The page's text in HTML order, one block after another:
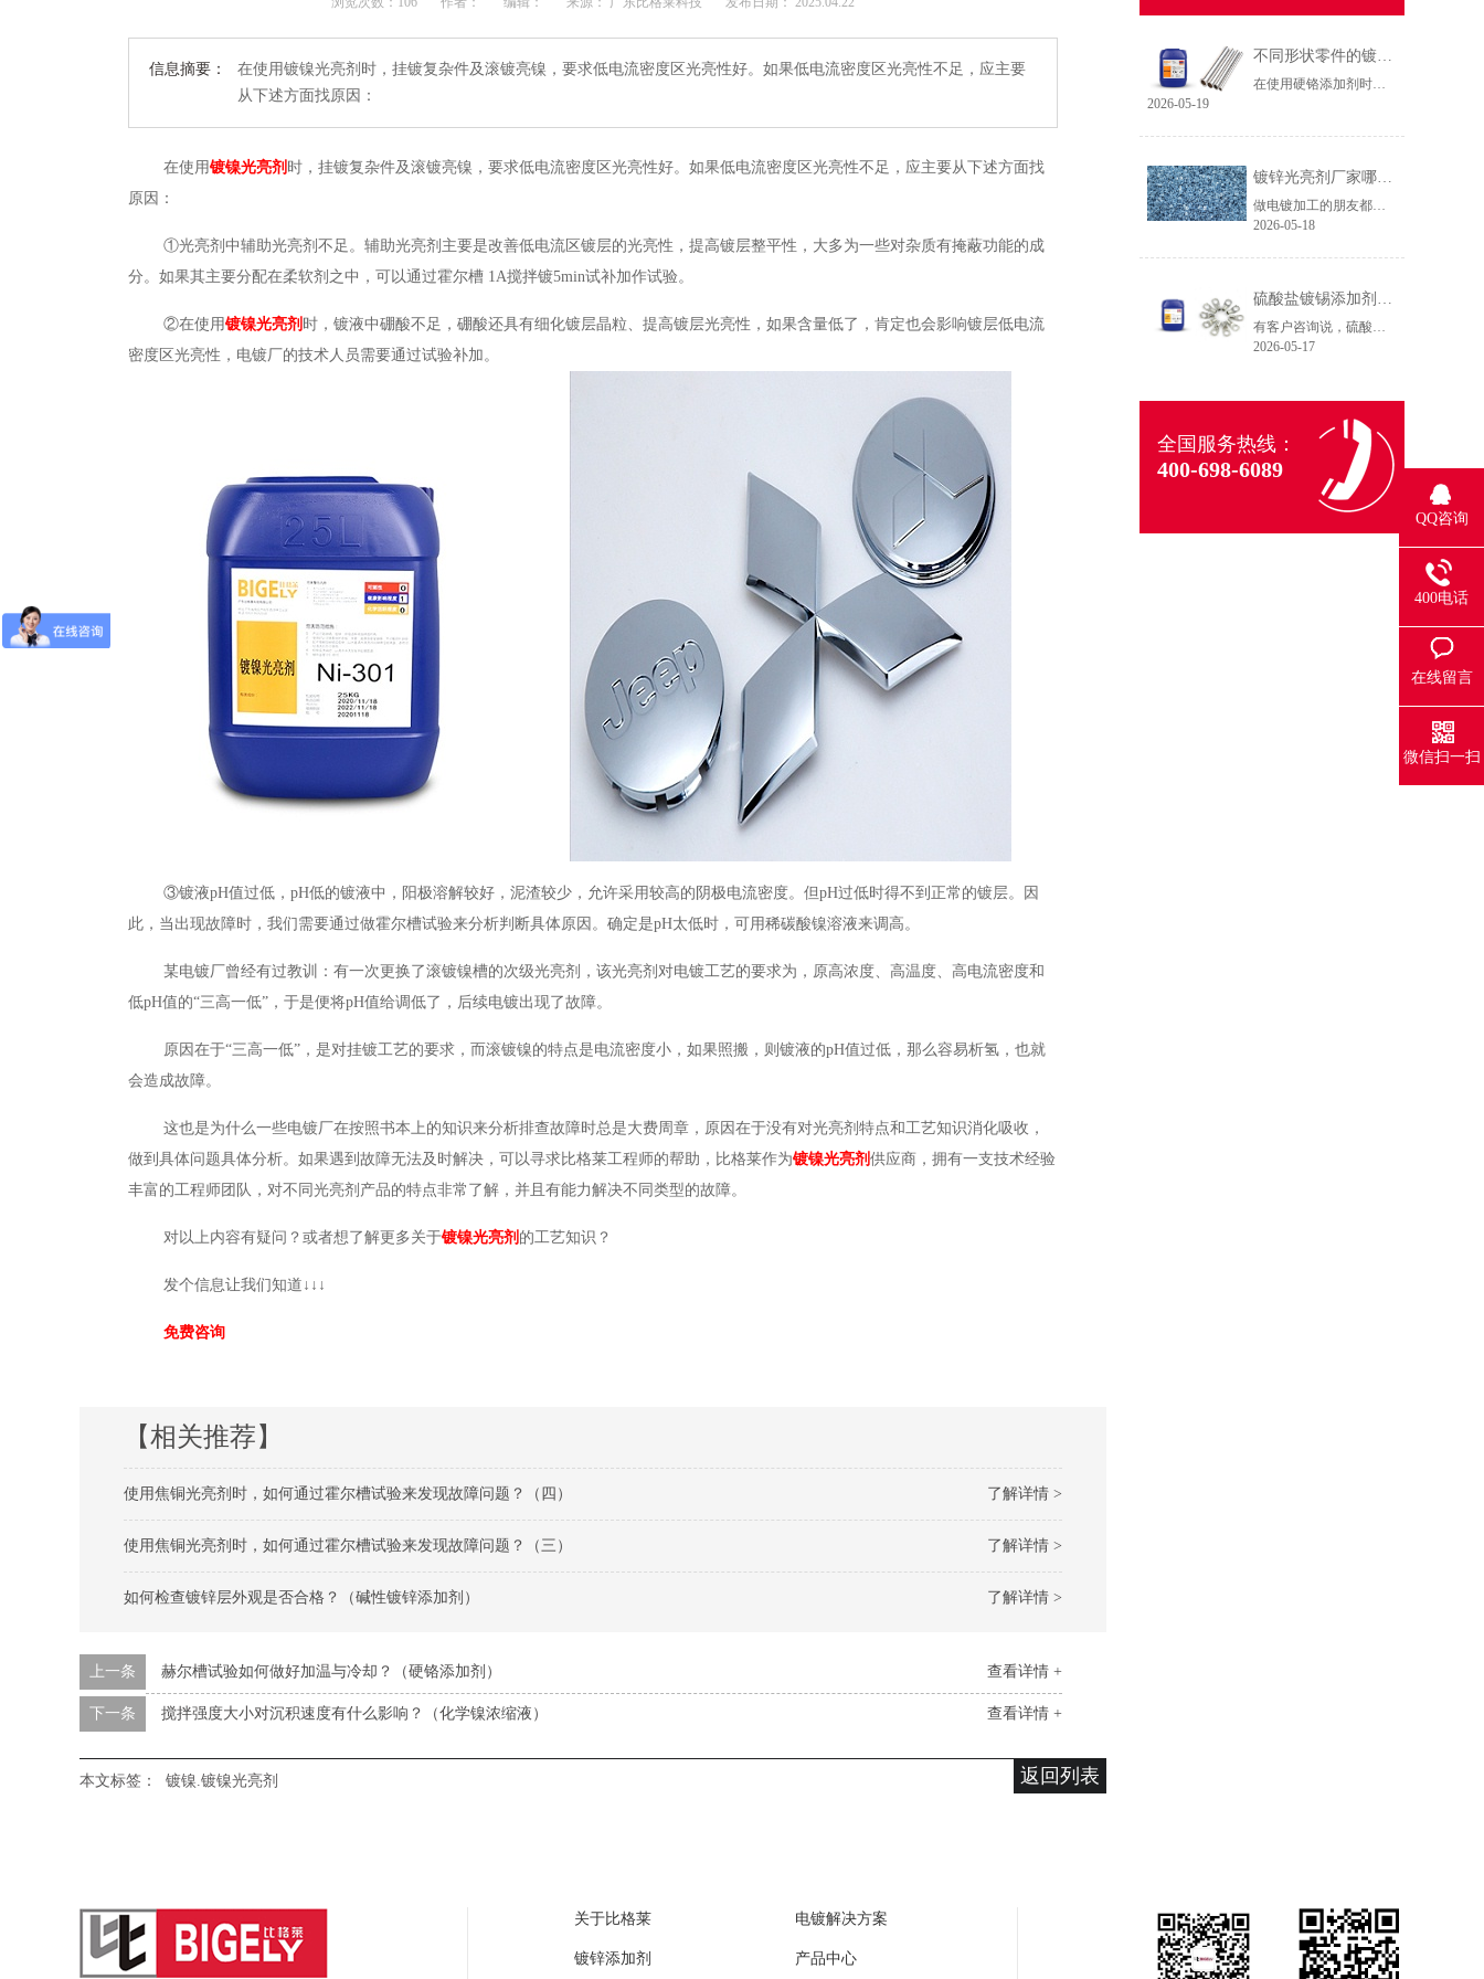
信息摘要：
在使用镀镍光亮剂时，挂镀复杂件及滚镀亮镍，要求低电流密度区光亮性好。如果低电流密度区光亮性不足，应主要
从下述方面找原因：
在使用镀镍光亮剂 时，挂镀复杂件及滚镀亮镍，要求低电流密度区光亮性好。如果低电流密度区光亮性不足，应主要从下述方面找
原因：
①光亮剂中辅助光亮剂不足。辅助光亮剂主要是改善低电流区镀层的光亮性，提高镀层整平性，大多为一些对杂质有掩蔽功能的成
分。如果其主要分配在柔软剂之中，可以通过霍尔槽 1A搅拌镀5min试补加作试验。
②在使用镀镍光亮剂 时，镀液中硼酸不足，硼酸还具有细化镀层晶粒、提高镀层光亮性，如果含量低了，肯定也会影响镀层低电流
密度区光亮性，电镀厂的技术人员需要通过试验补加。
③镀液pH值过低 ， pH低的镀液中，阳极溶解较好，泥渣较少，允许采用较高的阴极电流密度。但pH过低时得不到正常的镀层。
因
此，当出现故障时，我们需要通过做霍尔槽试验来分析判断具体原因。确定是pH太低时，可用稀碳酸镍溶液来调高。
某电镀厂曾经有过教训：有一次更换了滚镀镍槽的次级光亮剂，该光亮剂对电镀工艺的要求为，原高浓度、高温度、高电流密度和
低pH值的“三高一低”，于是便将pH值给调低了，后续电镀出现了故障。
原因在于“三高一低”，是对挂镀工艺的要求，而滚镀镍的特点是电流密度小，如果照搬，则镀液的pH值过低，那么容易析氢，也就
会造成故障。
这也是为什么一些电镀厂在按照书本上的知识来分析排查故障时总是大费周章，原因在于没有对光亮剂特点和工艺知识消化吸收，
做到具体问题具体分析。如果遇到故障无法及时解决，可以寻求比格莱工程师的帮助，比格莱作为镀镍光亮剂 供应商，拥有一支技术经验
丰富的工程师团队，对不同光亮剂产品的特点非常了解，并且有能力解决不同类型的故障。
对以上内容有疑问？或者想了解更多关于镀镍光亮剂 的工艺知识？
发个信息让我们知道 ↓↓↓
免费咨询
【相关推荐】
了解详情 >
使用焦铜光亮剂时，如何通过霍尔槽试验来发现故障问题？（四）
了解详情 >
使用焦铜光亮剂时，如何通过霍尔槽试验来发现故障问题？（三）
了解详情 >
如何检查镀锌层外观是否合格？（碱性镀锌添加剂）
查看详情 +
上一条 赫尔槽试验如何做好加温与冷却？（硬铬添加剂）
查看详情 +
下一条 搅拌强度大小对沉积速度有什么影响？（化学镍浓缩液）
返回列表
本文标签： 镀镍.镀镍光亮剂
不同形状零件的镀铬方法（硬铬添加剂）
在使用硬铬添加剂时，不同形状零件的施镀要求往往是不一样的，那么相对应的施镀方法也应该有所调整，本期文章我们根据23年的技术服务经验，整理出了不同形状零件的镀铬方法，希望能帮助电镀厂少走弯路。
2026-05-19
镀锌光亮剂厂家哪家服务好？选对伙伴效率翻倍
做电镀加工的朋友都知道，一条产线每天运转，比较担心的就是药水出问题。镀层不均、光亮度差、返工率高，这些痛点不仅影响产能，更直接拉低利润。我曾走访过十余家电镀厂，发现不少老板对镀锌光亮剂的选择存在一个误区：只看价格，忽视服务。数据表明，选对镀锌光亮剂厂家能使产线效率提升30%以上，而服务才是核心分水岭。
2026-05-18
硫酸盐镀锡添加剂在镀液中能发挥什么作用？
有客户咨询说，硫酸盐镀锡添加剂在镀液中能发挥什么作用？
2026-05-17
全国服务热线：
400-698-6089
关于比格莱 电镀解决方案
镀锌添加剂 产品中心
QQ咨询
400电话
在线留言
微信扫一扫